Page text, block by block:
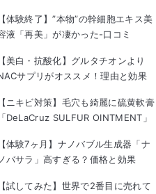
【体験終了】”本物”の幹細胞エキス美
液「再美」が凄かった-口コミ
【美白・抗酸化】グルタチオンより
サプリがオススメ！理由と効果
【ニキビ対策】毛穴も綺麗に硫黄軟膏
「DeLaCruz SULFUR OINTMENT」
【体験7ヶ月】ナノバブル生成器「ナ
ノバサラ」高すぎる？価格と効果
【試してみた】世界で2番目に売れて